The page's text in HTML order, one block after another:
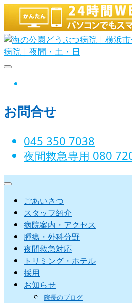
Skip
content
日
お問合せ
045 350 7038‬
夜間救急専用 080
ごあいさつ
スタッフ紹介
病院案内・アクセス
腫瘍・外科分野
夜間救急対応
トリミング・ホテル
採用
お知らせ
院長のブログ